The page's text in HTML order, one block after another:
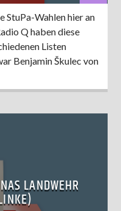
StuPa-Wahlen hier an
Q haben diese
Listen
Benjamin Škulec von
LANDWEHR